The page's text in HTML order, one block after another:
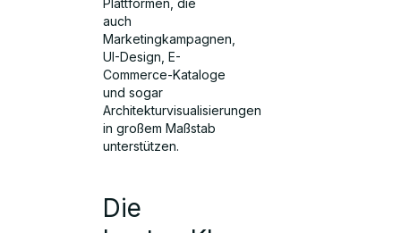
Plattformen, die
auch
Marketingkampagnen,
UI-Design, E-
Commerce-Kataloge
und sogar
Architekturvisualisierungen
in großem Maßstab
unterstützen.
Die